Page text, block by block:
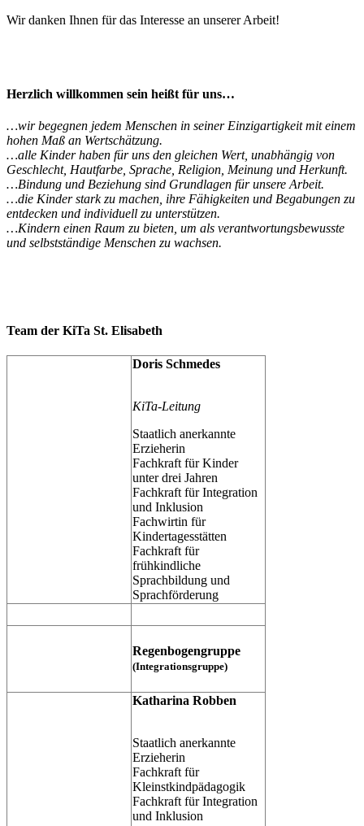
Wir danken Ihnen für das Interesse an unserer Arbeit!
Herzlich willkommen sein heißt für uns…
…wir begegnen jedem Menschen in seiner Einzigartigkeit mit einem
hohen Maß an Wertschätzung.
…alle Kinder haben für uns den gleichen Wert, unabhängig von
Geschlecht, Hautfarbe, Sprache, Religion, Meinung und Herkunft.
…Bindung und Beziehung sind Grundlagen für unsere Arbeit.
…die Kinder stark zu machen, ihre Fähigkeiten und Begabungen zu
entdecken und individuell zu unterstützen.
…Kindern einen Raum zu bieten, um als verantwortungsbewusste
und selbstständige Menschen zu wachsen.
Team der KiTa St. Elisabeth
Doris Schmedes
KiTa-Leitung
Staatlich anerkannte
Erzieherin
Fachkraft für Kinder
unter drei Jahren
Fachkraft für Integration
und Inklusion
Fachwirtin für
Kindertagesstätten
Fachkraft für
frühkindliche
Sprachbildung und
Sprachförderung
Regenbogengruppe
(Integrationsgruppe)
Katharina Robben
Staatlich anerkannte
Erzieherin
Fachkraft für
Kleinstkindpädagogik
Fachkraft für Integration
und Inklusion